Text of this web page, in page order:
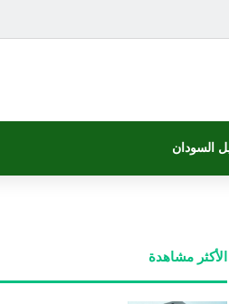
السودان
الأكثر مشاهدة